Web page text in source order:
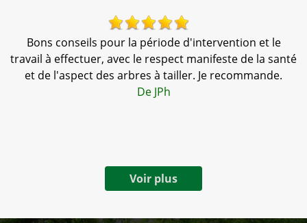
d'intervention et le
manifeste de la santé
Je recommande.
Nous travaillons sur mon jardin
une dizaine d'années, le
gentillesse est toujours
Voir plus